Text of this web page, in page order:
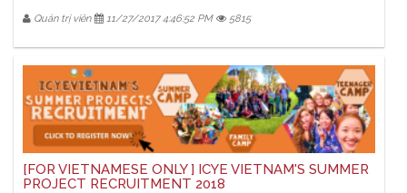
Quản trị viên 11/27/2017 4:46:52 PM 5815
[FOR VIETNAMESE ONLY ] ICYE VIETNAM'S SUMMER
PROJECT RECRUITMENT 2018